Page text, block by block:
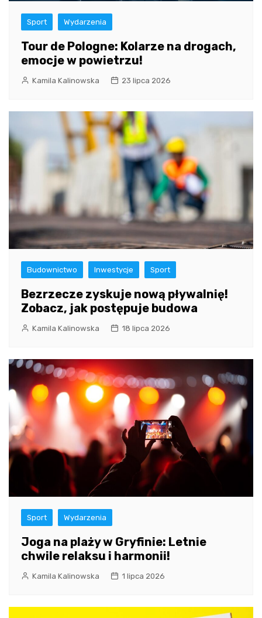
Sport Wydarzenia
Tour de Pologne: Kolarze na drogach,
emocje w powietrzu!
Kamila Kalinowska 23 lipca 2026
Budownictwo Inwestycje Sport
Bezrzecze zyskuje nową pływalnię!
Zobacz, jak postępuje budowa
Kamila Kalinowska 18 lipca 2026
Sport Wydarzenia
Joga na plaży w Gryfinie: Letnie
chwile relaksu i harmonii!
Kamila Kalinowska 1 lipca 2026